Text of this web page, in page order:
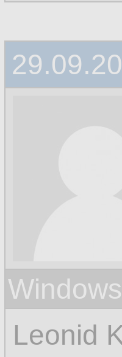
Leonid